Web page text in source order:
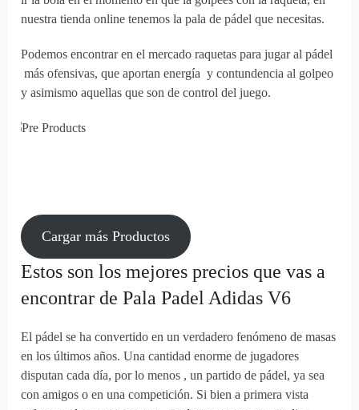
nuestra tienda online tenemos la pala de pádel que necesitas.
Podemos encontrar en el mercado raquetas para jugar al pádel
más ofensivas, que aportan energía y contundencia al golpeo
y asimismo aquellas que son de control del juego.
Cargar más Productos
Estos son los mejores precios que vas a
encontrar de Pala Padel Adidas V6
El pádel se ha convertido en un verdadero fenómeno de masas
en los últimos años. Una cantidad enorme de jugadores
disputan cada día, por lo menos , un partido de pádel, ya sea
con amigos o en una competición. Si bien a primera vista